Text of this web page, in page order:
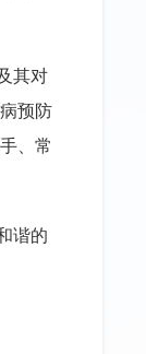
其对
预防
、常
谐的